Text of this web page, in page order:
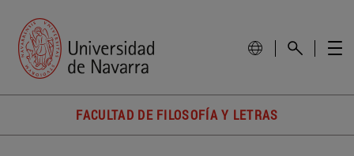
FACULTAD DE FILOSOFÍA Y LETRAS